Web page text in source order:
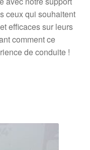
ceux qui souhaitent
efficaces sur leurs
comment ce
de conduite !